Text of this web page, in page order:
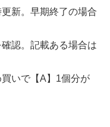
新。早期終了の場合
確認。記載ある場合は
買いで【A】1個分が